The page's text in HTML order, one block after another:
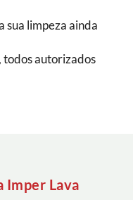
sua limpeza ainda
todos autorizados
Imper Lava